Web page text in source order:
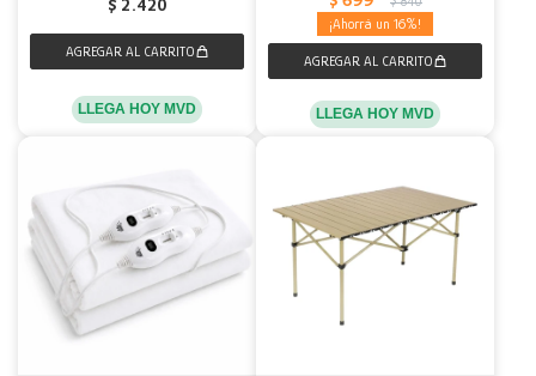
$ 2.420
LLEGA HOY MVD
16
LLEGA HOY MVD